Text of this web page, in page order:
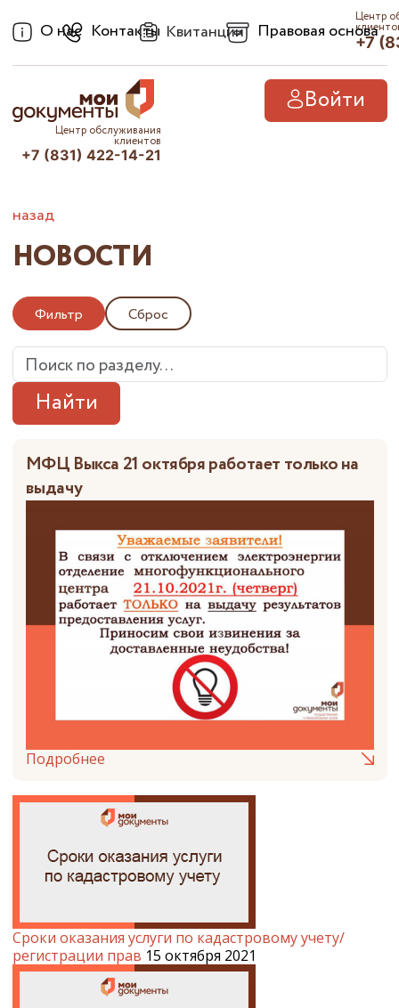
О нас Контакты Квитанции Правовая основа
Центр
+7
Войти
Центр обслуживания
клиентов
+7 (831) 422-14-21
назад
НОВОСТИ
Фильтр Сброс
Найти
МФЦ Выкса 21 октября работает только на
выдачу
Подробнее
Сроки оказания услуги по кадастровому учету/
регистрации прав 15 октября 2021